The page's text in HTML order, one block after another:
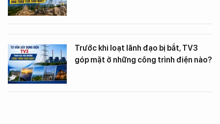
Trước khi loạt lãnh đạo bị bắt, TV3
góp mặt ở những công trình điện nào?